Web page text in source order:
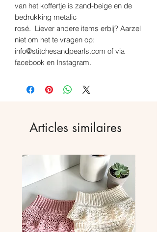
van het koffertje is zand-beige en de
bedrukking metalic
rosé. Liever andere items erbij? Aarzel
niet om het te vragen op:
info@stitchesandpearls.com of via
facebook en Instagram.
Articles similaires